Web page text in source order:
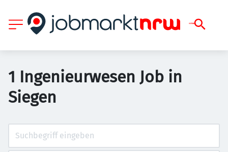
1 Ingenieurwesen Job in
Siegen